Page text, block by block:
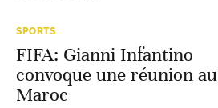
SPORTS
FIFA: Gianni Infantino
convoque une réunion au
Maroc